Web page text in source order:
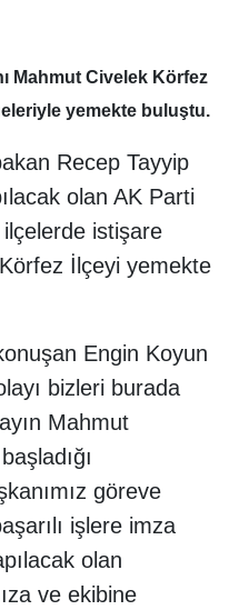
Mahmut Civelek Körfez
yemekte buluştu.
Recep Tayyip
olan AK Parti
istişare
İlçeyi yemekte
Engin Koyun
bizleri burada
Mahmut
göreve
işlere imza
olan
ve ekibine